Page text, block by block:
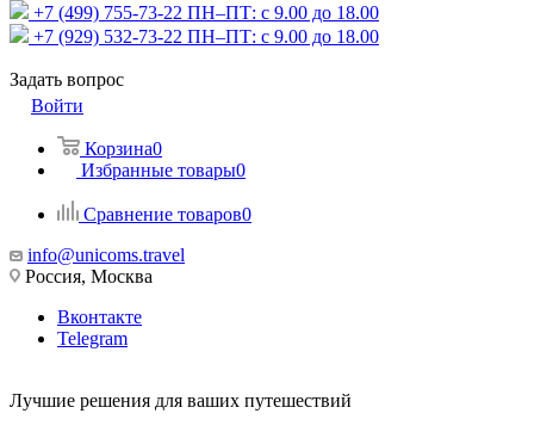
+7 (499) 755-73-22 ПН–ПТ: с 9.00 до 18.00
+7 (929) 532-73-22 ПН–ПТ: с 9.00 до 18.00
Задать вопрос
Войти
Корзина0
Избранные товары0
Сравнение товаров0
info@unicoms.travel
Россия, Москва
Вконтакте
Telegram
Лучшие решения для ваших путешествий